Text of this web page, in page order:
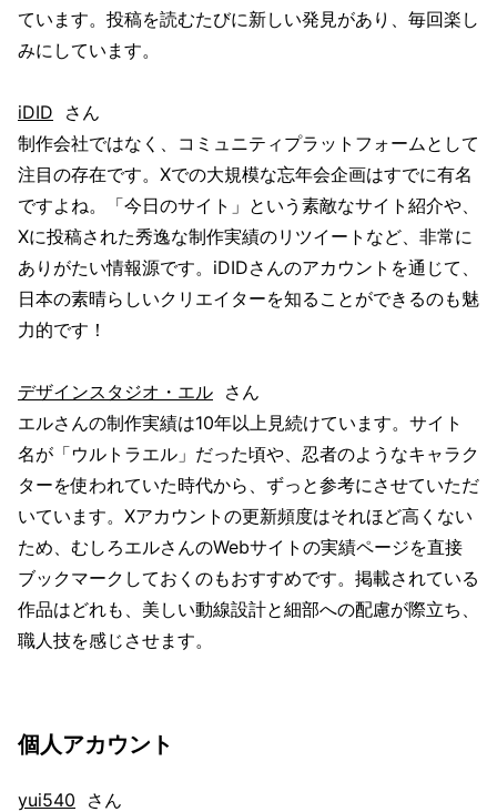
ています。投稿を読むたびに新しい発見があり、毎回楽し
みにしています。
iDID さん
制作会社ではなく、コミュニティプラットフォームとして
注目の存在です。Xでの大規模な忘年会企画はすでに有名
ですよね。「今日のサイト」という素敵なサイト紹介や、
Xに投稿された秀逸な制作実績のリツイートなど、非常に
ありがたい情報源です。iDIDさんのアカウントを通じて、
日本の素晴らしいクリエイターを知ることができるのも魅
力的です！
デザインスタジオ・エル さん
エルさんの制作実績は10年以上見続けています。サイト
名が「ウルトラエル」だった頃や、忍者のようなキャラク
ターを使われていた時代から、ずっと参考にさせていただ
いています。Xアカウントの更新頻度はそれほど高くない
ため、むしろエルさんのWebサイトの実績ページを直接
ブックマークしておくのもおすすめです。掲載されている
作品はどれも、美しい動線設計と細部への配慮が際立ち、
職人技を感じさせます。
個人アカウント
yui540 さん